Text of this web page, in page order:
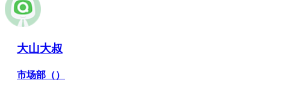
大山大叔
市场部（）